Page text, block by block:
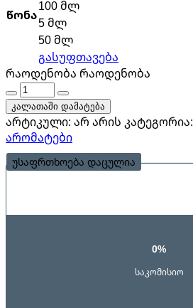
წონა
100 მლ
5 მლ
50 მლ
გასუფთავება
რაოდენობა რაოდენობა
კალათაში დამატება
არტიკული: არ არის კატეგორია:
არომატები
უსაფრთხოება დაცულია
0%
საკომისიო